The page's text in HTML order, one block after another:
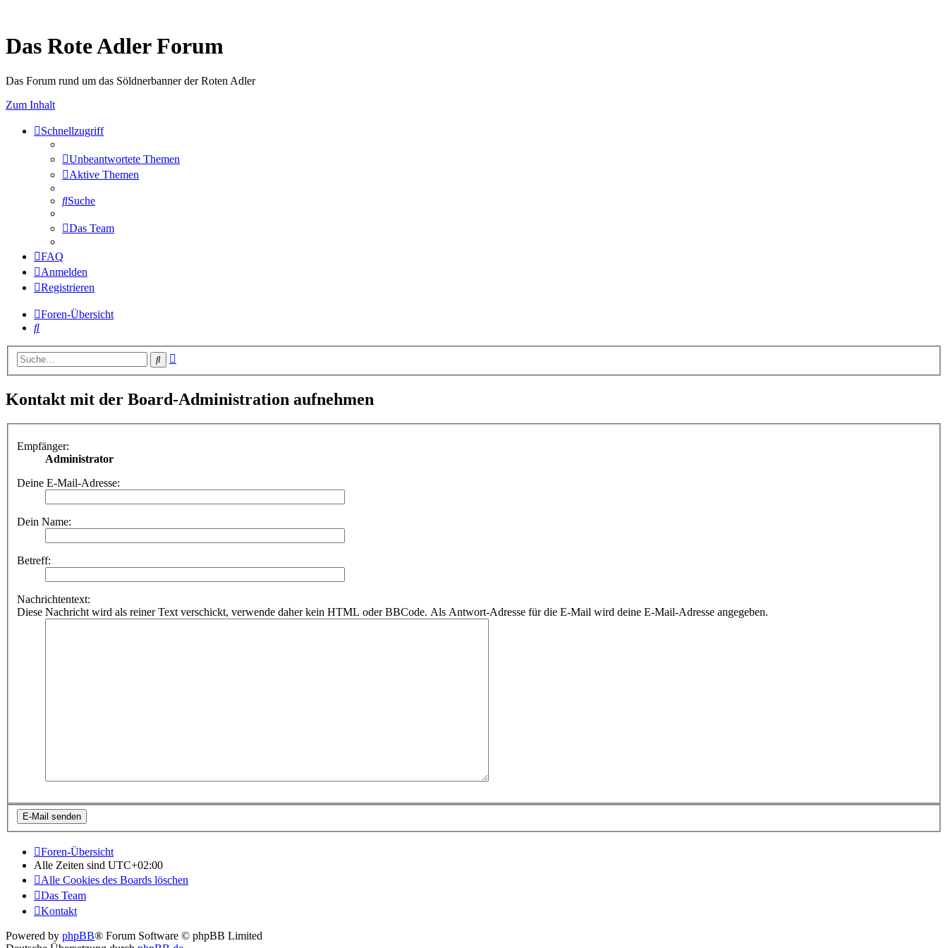
Das Rote Adler Forum
Das Forum rund um das Söldnerbanner der Roten Adler
Zum Inhalt
Schnellzugriff
Unbeantwortete Themen
Aktive Themen
Suche
Das Team
FAQ
Anmelden
Registrieren
Foren-Übersicht
Suche
Suche
Kontakt mit der Board-Administration aufnehmen
Empfänger:
Administrator
Deine E-Mail-Adresse:
Dein Name:
Betreff:
Nachrichtentext:
Diese Nachricht wird als reiner Text verschickt, verwende daher kein HTML oder BBCode. Als Antwort-Adresse für die E-Mail wird deine E-Mail-Adresse angegeben.
Foren-Übersicht
Alle Zeiten sind UTC+02:00
Alle Cookies des Boards löschen
Das Team
Kontakt
Powered by phpBB® Forum Software © phpBB Limited